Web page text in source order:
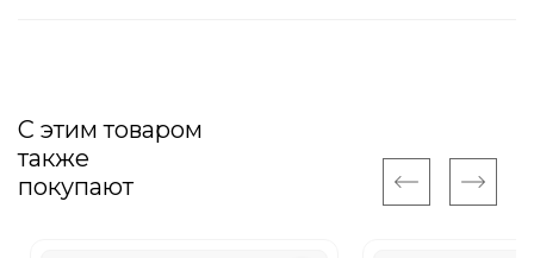
С этим товаром
также
покупают